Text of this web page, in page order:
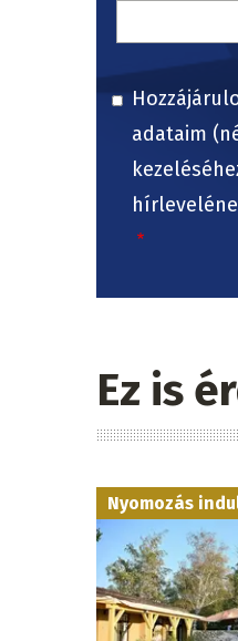
adataim
Ez is
Nyomozás